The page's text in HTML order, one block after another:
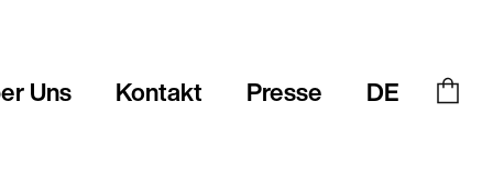
Uns Kontakt Presse DE